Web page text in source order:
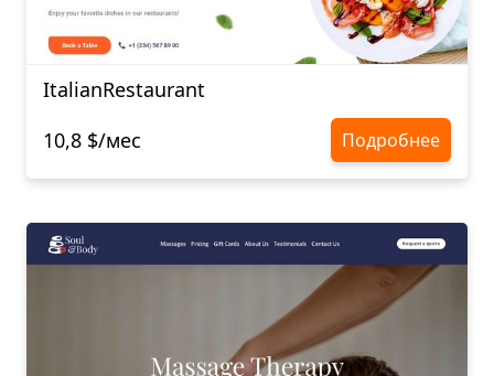
ItalianRestaurant
10,8 $/мес
Подробнее